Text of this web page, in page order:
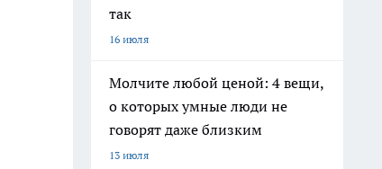
так
16 июля
Молчите любой ценой: 4 вещи,
о которых умные люди не
говорят даже близким
13 июля